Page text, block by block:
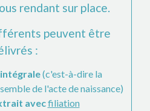
rendant sur place.
peuvent être
:
(c'est-à-dire la
de l'acte de naissance)
avecfiliation